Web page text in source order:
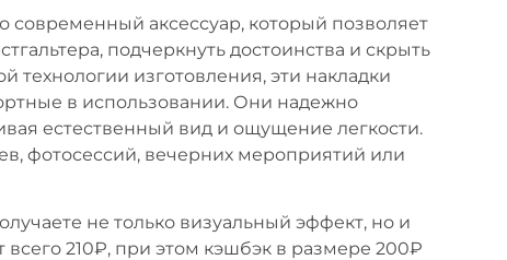
современный аксессуар, который позволяет
подчеркнуть достоинства и скрыть
технологии изготовления, эти накладки
в использовании. Они надежно
естественный вид и ощущение легкости.
фотосессий, вечерних мероприятий или
не только визуальный эффект, но и
210₽, при этом кэшбэк в размере 200₽